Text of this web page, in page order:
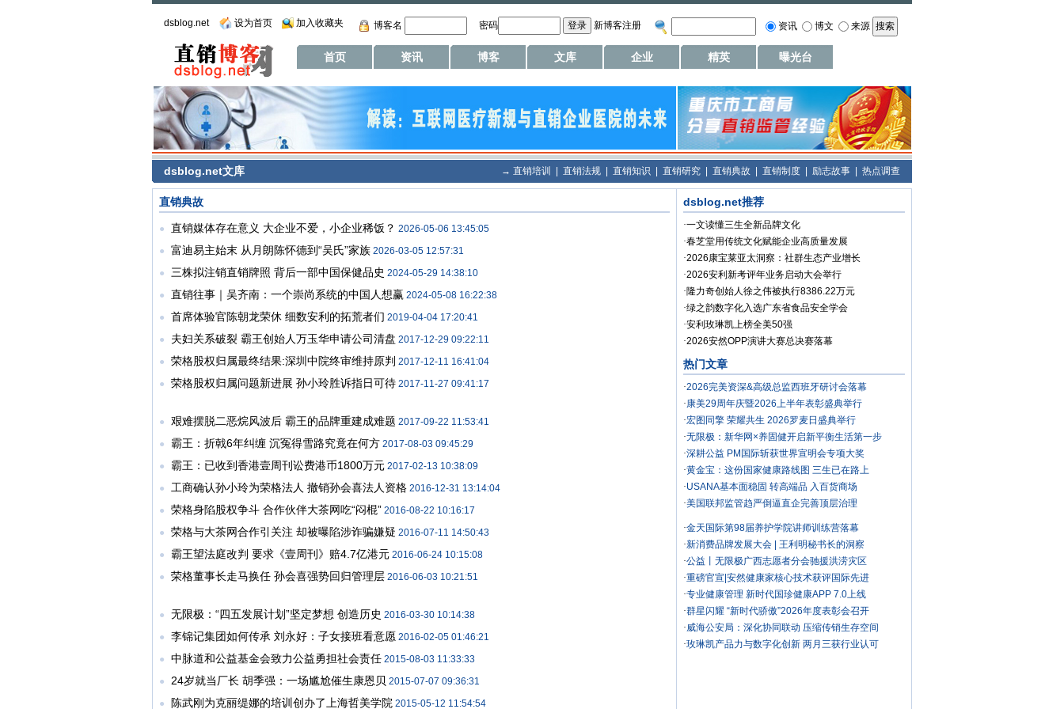
dsblog.net 设为首页 加入收藏夹 博客名 密码 新博客注册 资讯 博文 来源
首页 资讯 博客 文库 企业 精英 曝光台
dsblog.net文库 → 直销培训 直销法规 直销知识 直销研究 直销典故 直销制度 励志故事 热点调查
直销典故
● 直销媒体存在意义 大企业不爱，小企业稀饭？ 2026-05-06 13:45:05
●
富迪易主始末 从月朗陈怀德到“吴氏”家族 2026-03-05 12:57:31
●
三株拟注销直销牌照 背后一部中国保健品史 2024-05-29 14:38:10
●
直销往事｜吴齐南：一个崇尚系统的中国人想赢 2024-05-08 16:22:38
●
首席体验官陈朝龙荣休 细数安利的拓荒者们 2019-04-04 17:20:41
●
夫妇关系破裂 霸王创始人万玉华申请公司清盘 2017-12-29 09:22:11
●
荣格股权归属最终结果:深圳中院终审维持原判 2017-12-11 16:41:04
●
荣格股权归属问题新进展 孙小玲胜诉指日可待 2017-11-27 09:41:17
● 艰难摆脱二恶烷风波后 霸王的品牌重建成难题 2017-09-22 11:53:41
●
霸王：折戟6年纠缠 沉冤得雪路究竟在何方 2017-08-03 09:45:29
●
霸王：已收到香港壹周刊讼费港币1800万元 2017-02-13 10:38:09
●
工商确认孙小玲为荣格法人 撤销孙会喜法人资格 2016-12-31 13:14:04
●
荣格身陷股权争斗 合作伙伴大茶网吃“闷棍” 2016-08-22 10:16:17
●
荣格与大茶网合作引关注 却被曝陷涉诈骗嫌疑 2016-07-11 14:50:43
●
霸王望法庭改判 要求《壹周刊》赔4.7亿港元 2016-06-24 10:15:08
●
荣格董事长走马换任 孙会喜强势回归管理层 2016-06-03 10:21:51
● 无限极：“四五发展计划”坚定梦想 创造历史 2016-03-30 10:14:38
●
李锦记集团如何传承 刘永好：子女接班看意愿 2016-02-05 01:46:21
●
中脉道和公益基金会致力公益勇担社会责任 2015-08-03 11:33:33
●
24岁就当厂长 胡季强：一场尴尬催生康恩贝 2015-07-07 09:36:31
●
陈武刚为克丽缇娜的培训创办了上海哲美学院 2015-05-12 11:54:54
dsblog.net推荐
·一文读懂三生全新品牌文化
·春芝堂用传统文化赋能企业高质量发展
·2026康宝莱亚太洞察：社群生态产业增长
·2026安利新考评年业务启动大会举行
·隆力奇创始人徐之伟被执行8386.22万元
·绿之韵数字化入选广东省食品安全学会
·安利玫琳凯上榜全美50强
·2026安然OPP演讲大赛总决赛落幕
热门文章
·2026完美资深&高级总监西班牙研讨会落幕
·康美29周年庆暨2026上半年表彰盛典举行
·宏图同擎 荣耀共生 2026罗麦日盛典举行
·无限极：新华网×养固健开启新平衡生活第一步
·深耕公益 PM国际斩获世界宣明会专项大奖
·黄金宝：这份国家健康路线图 三生已在路上
·USANA基本面稳固 转高端品 入百货商场
·美国联邦监管趋严倒逼直企完善顶层治理
·金天国际第98届养护学院讲师训练营落幕
·新消费品牌发展大会 | 王利明秘书长的洞察
·公益丨无限极广西志愿者分会驰援洪涝灾区
·重磅官宣|安然健康家核心技术获评国际先进
·专业健康管理 新时代国珍健康APP 7.0上线
·群星闪耀 “新时代骄傲”2026年度表彰会召开
·威海公安局：深化协同联动 压缩传销生存空间
·玫琳凯产品力与数字化创新 两月三获行业认可